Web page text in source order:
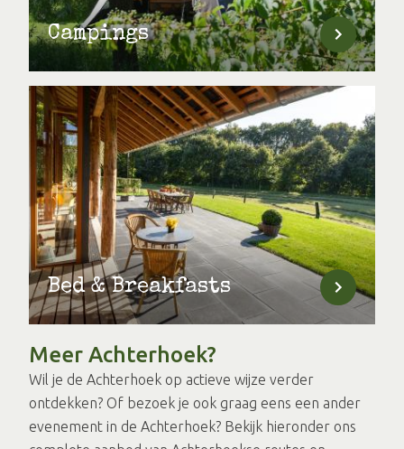
Campings
Bed & Breakfasts
Meer Achterhoek?
Wil je de Achterhoek op actieve wijze verder
ontdekken? Of bezoek je ook graag eens een ander
evenement in de Achterhoek? Bekijk hieronder ons